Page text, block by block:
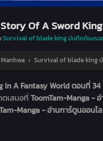
Of A Sword
Survival of blade king บันทึกต้องรอ
› Survival of blade king
In A Fantasy World ตอนที่ 34
ตเสมอที่ ToomTam-Manga -
Manga - อ่านการ์ตูนออน